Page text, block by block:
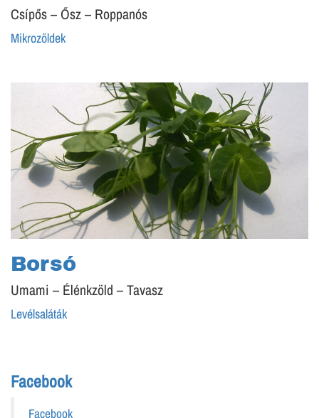
Csípős – Ősz – Roppanós
Mikrozöldek
Borsó
Umami – Élénkzöld – Tavasz
Levélsaláták
Facebook
Facebook